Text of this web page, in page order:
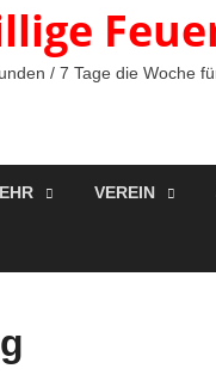
/ 7 Tage die Woche
VEREIN